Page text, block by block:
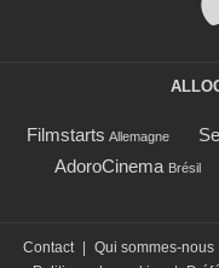
Filmstarts Allemagne
AdoroCinema Brésil
Contact Qui sommes-nous